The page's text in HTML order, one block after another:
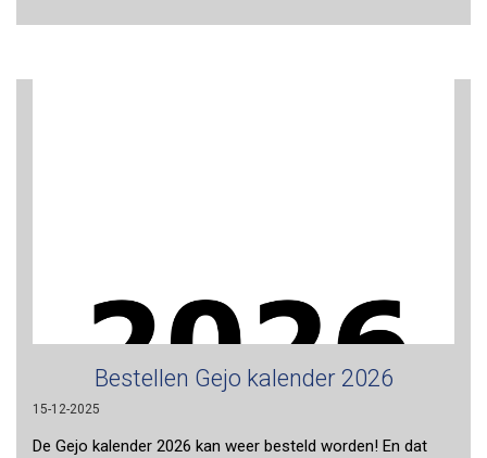
Bestellen Gejo kalender 2026
15-12-2025
De Gejo kalender 2026 kan weer besteld worden! En dat